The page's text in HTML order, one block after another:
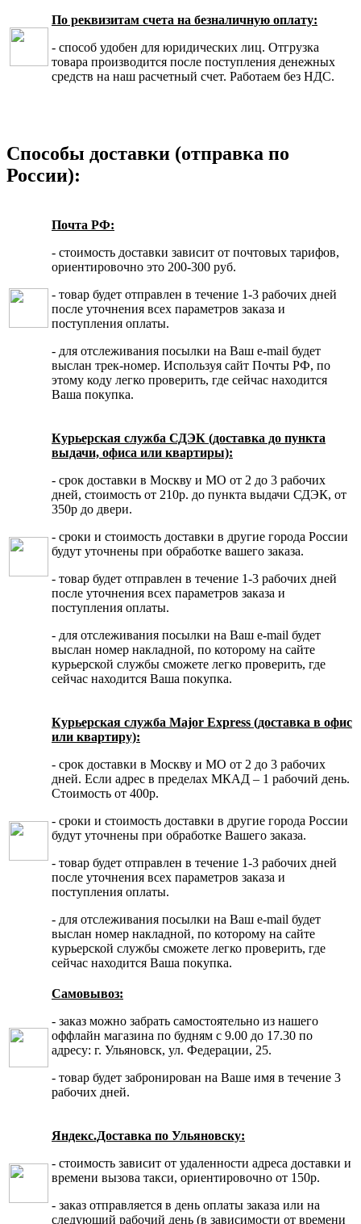
По реквизитам счета на безналичную оплату:
- способ удобен для юридических лиц. Отгрузка
товара производится после поступления денежных
средств на наш расчетный счет. Работаем без НДС.
Способы доставки (отправка по
России):
Почта РФ:
- стоимость доставки зависит от почтовых тарифов,
ориентировочно это 200-300 руб.
- товар будет отправлен в течение 1-3 рабочих дней
после уточнения всех параметров заказа и
поступления оплаты.
- для отслеживания посылки на Ваш e-mail будет
выслан трек-номер. Используя сайт Почты РФ, по
этому коду легко проверить, где сейчас находится
Ваша покупка.
Курьерская служба СДЭК (доставка до пункта
выдачи, офиса или квартиры):
- срок доставки в Москву и МО от 2 до 3 рабочих
дней, стоимость от 210р. до пункта выдачи СДЭК, от
350р до двери.
- сроки и стоимость доставки в другие города России
будут уточнены при обработке вашего заказа.
- товар будет отправлен в течение 1-3 рабочих дней
после уточнения всех параметров заказа и
поступления оплаты.
- для отслеживания посылки на Ваш e-mail будет
выслан номер накладной, по которому на сайте
курьерской службы сможете легко проверить, где
сейчас находится Ваша покупка.
Курьерская служба Major Express (доставка в офис
или квартиру):
- срок доставки в Москву и МО от 2 до 3 рабочих
дней. Если адрес в пределах МКАД – 1 рабочий день.
Стоимость от 400р.
- сроки и стоимость доставки в другие города России
будут уточнены при обработке Вашего заказа.
- товар будет отправлен в течение 1-3 рабочих дней
после уточнения всех параметров заказа и
поступления оплаты.
- для отслеживания посылки на Ваш e-mail будет
выслан номер накладной, по которому на сайте
курьерской службы сможете легко проверить, где
сейчас находится Ваша покупка.
Самовывоз:
- заказ можно забрать самостоятельно из нашего
оффлайн магазина по будням с 9.00 до 17.30 по
адресу: г. Ульяновск, ул. Федерации, 25.
- товар будет забронирован на Ваше имя в течение 3
рабочих дней.
Яндекс.Доставка по Ульяновску:
- стоимость зависит от удаленности адреса доставки и
времени вызова такси, ориентировочно от 150р.
- заказ отправляется в день оплаты заказа или на
следующий рабочий день (в зависимости от времени